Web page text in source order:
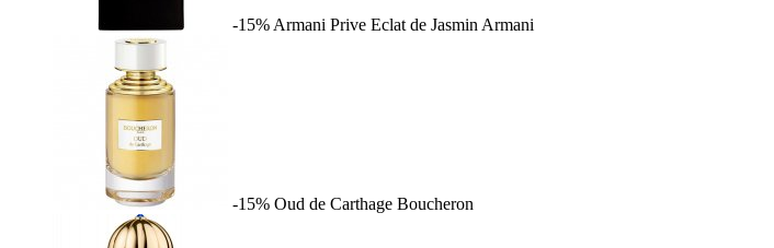
-15% Armani Prive Eclat de Jasmin Armani
-15% Oud de Carthage Boucheron